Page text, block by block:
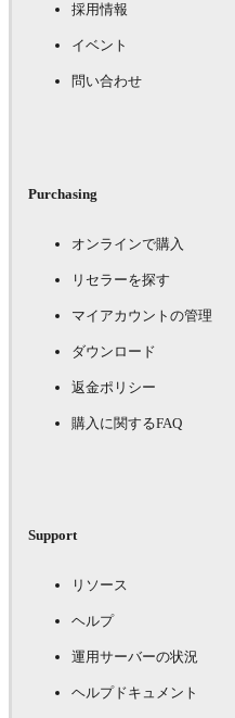
採用情報
イベント
問い合わせ
Purchasing
オンラインで購入
リセラーを探す
マイアカウントの管理
ダウンロード
返金ポリシー
購入に関するFAQ
Support
リソース
ヘルプ
運用サーバーの状況
ヘルプドキュメント